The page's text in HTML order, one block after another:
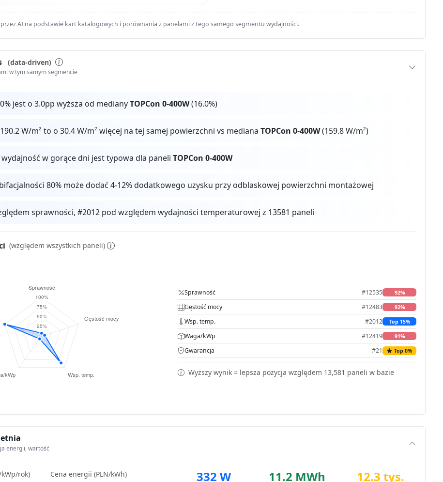
AI na podstawie kart katalogowych i porównania z panelami z tego samego segmentu wydajności.
(data-driven)
w tym samym segmencie
jest o 3.0pp wyższa od medianyTOPCon 0-400W(16.0%)
W/m² to o 30.4 W/m² więcej na tej samej powierzchni vs medianaTOPCon 0-400W(159.8 W/m²)
wydajność w gorące dni jest typowa dla paneliTOPCon 0-400W
80% może dodać 4-12% dodatkowego uzysku przy odblaskowej powierzchni montażowej
sprawności, #2012 pod względem wydajności temperaturowej z 13581 paneli
(względem wszystkich paneli)
Sprawność #12535 92%
Gęstość mocy #12483 92%
Wsp. temp. #2012 Top 15%
Waga/kWp #12419 91%
Gwarancja #21 Top 0%
Wyższy wynik = lepsza pozycja względem 13,581 paneli w bazie
energii, wartość
rok) Cena energii (PLN/kWh) 332 W 11.2 MWh
12.3 tys.